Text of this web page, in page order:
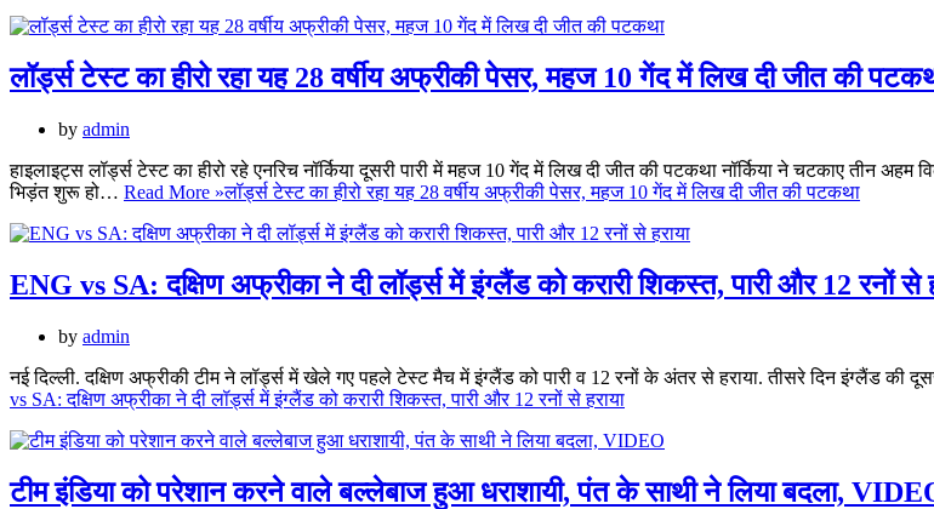
लॉर्ड्स टेस्ट का हीरो रहा यह 28 वर्षीय अफ्रीकी पेसर, महज 10 गेंद में लिख दी जीत की
by admin
हाइलाइट्स लॉर्ड्स टेस्ट का हीरो रहे एनरिच नॉर्किया दूसरी पारी में महज 10 गेंद में लिख दी जीत की पटकथा नॉर्किया ने चटकाए तीन
भिड़ंत शुरू हो… Read More »लॉर्ड्स टेस्ट का हीरो रहा यह 28 वर्षीय अफ्रीकी पेसर, महज 10 गेंद में लिख दी जीत की पटकथा
ENG vs SA: दक्षिण अफ्रीका ने दी लॉर्ड्स में इंग्लैंड को करारी शिकस्त, पारी और 12 रनों से
by admin
नई दिल्ली. दक्षिण अफ्रीकी टीम ने लॉर्ड्स में खेले गए पहले टेस्ट मैच में इंग्लैंड को पारी व 12 रनों के अंतर से हराया. तीसरे दिन इंग्लैंड की
vs SA: दक्षिण अफ्रीका ने दी लॉर्ड्स में इंग्लैंड को करारी शिकस्त, पारी और 12 रनों से हराया
टीम इंडिया को परेशान करने वाले बल्लेबाज हुआ धराशायी, पंत के साथी ने लिया बदला,